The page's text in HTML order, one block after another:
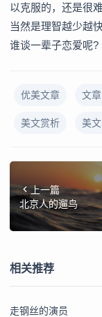
以克服的，还是很
当然是理智越少越
谁谈一辈子恋爱呢?
优美文章 文
美文赏析 美
上一篇
北京人的遛鸟
相关推荐
走钢丝的演员